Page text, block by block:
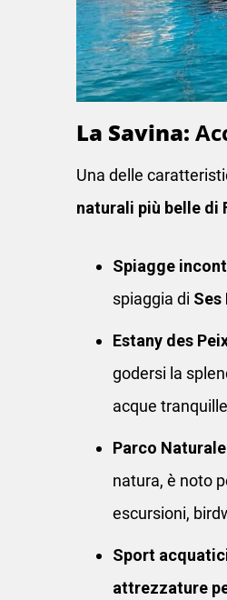
La Savina:
Una delle
naturali più belle di
Spiagge
spiaggia di Ses
Estany des
godersi la
acque
Parco
natura, è noto
escursioni,
Sport
attrezzature